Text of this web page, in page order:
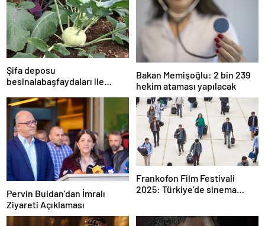
Şifa deposu
besinalabaşfaydaları ile
koruyan mucize besin
alabaş…
Bakan Memişoğlu: 2 bin 239
hekim ataması yapılacak
Pervin Buldan’dan İmralı
Ziyareti Açıklaması
Frankofon Film Festivali
2025: Türkiye’de sinema